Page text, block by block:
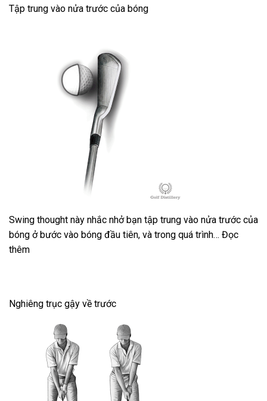
Tập trung vào nửa trước của bóng
Swing thought này nhắc nhở bạn tập trung vào nửa trước của
bóng ở bước vào bóng đầu tiên, và trong quá trình… Đọc
thêm
Nghiêng trục gậy về trước